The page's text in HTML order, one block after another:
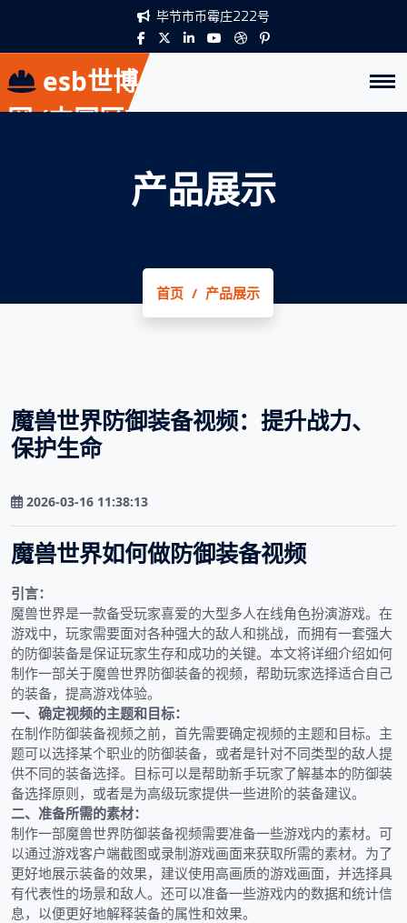
毕节市币霉庄222号
esb世博
网·(中国区)
产品展示
首页 产品展示
魔兽世界防御装备视频：提升战力、
保护生命
2026-03-16 11:38:13
魔兽世界如何做防御装备视频
引言：
魔兽世界是一款备受玩家喜爱的大型多人在线角色扮演游戏。在
游戏中，玩家需要面对各种强大的敌人和挑战，而拥有一套强大
的防御装备是保证玩家生存和成功的关键。本文将详细介绍如何
制作一部关于魔兽世界防御装备的视频，帮助玩家选择适合自己
的装备，提高游戏体验。
一、确定视频的主题和目标：
在制作防御装备视频之前，首先需要确定视频的主题和目标。主
题可以选择某个职业的防御装备，或者是针对不同类型的敌人提
供不同的装备选择。目标可以是帮助新手玩家了解基本的防御装
备选择原则，或者是为高级玩家提供一些进阶的装备建议。
二、准备所需的素材：
制作一部魔兽世界防御装备视频需要准备一些游戏内的素材。可
以通过游戏客户端截图或录制游戏画面来获取所需的素材。为了
更好地展示装备的效果，建议使用高画质的游戏画面，并选择具
有代表性的场景和敌人。还可以准备一些游戏内的数据和统计信
息，以便更好地解释装备的属性和效果。